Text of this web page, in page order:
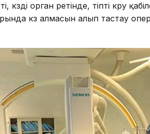
көзді орган ретінде, тіпті көру
көз алмасын алып тастау